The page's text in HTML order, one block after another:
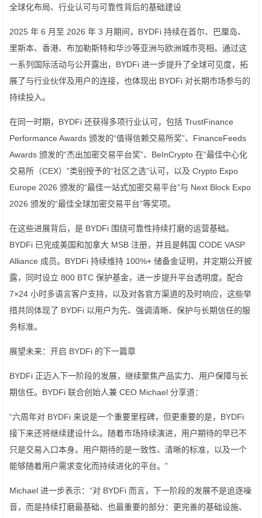
全球化布局、行业认可与可靠性背后的基础建设
2025 年 6 月至 2026 年 3 月期间，BYDFi 持续在首尔、巴厘岛、
里斯本、香港、布加勒斯特和华沙等亚洲与欧洲城市亮相。通过这
一系列国际活动与公开露出，BYDFi 进一步提升了全球可见度，拓
展了与行业伙伴及用户的连接，也体现出 BYDFi 对长期市场参与的
持续投入。
在同一时期，BYDFi 还获得多项行业认可，包括 TrustFinance
Performance Awards 颁发的“值得信赖交易所奖”、FinanceFeeds
Awards 颁发的“杰出加密交易平台奖”、BeInCrypto 在“最佳中心化
交易所（CEX）”类别授予的“社区之选”认可，以及 Crypto Expo
Europe 2026 颁发的“最佳一站式加密交易平台”与 Next Block Expo
2026 颁发的“最佳全球加密交易平台”等奖项。
在这些进展背后，是 BYDFi 围绕可靠性持续打磨的运营基础。
BYDFi 已完成美国和加拿大 MSB 注册，并且是韩国 CODE VASP
Alliance 成员。BYDFi 持续维持 100%+ 储备金证明，并定期公开披
露，同时设立 800 BTC 保护基金，进一步提升平台透明度。配合
7×24 小时多语言客户支持，以及对各官方渠道的及时响应，这些举
措共同体现了 BYDFi 以用户为先、强调清晰、保护与长期信任的服
务标准。
展望未来：开启 BYDFi 的下一篇章
BYDFi 正迈入下一阶段的发展，继续聚焦产品实力、用户保障与长
期信任。BYDFi 联合创始人兼 CEO Michael 分享道：
“六周年对 BYDFi 来说是一个重要里程碑，但更重要的是，BYDFi
接下来还将继续建设什么。随着市场持续演进，用户期待的早已不
只是交易入口本身。用户期待的是一致性、清晰的标准，以及一个
能够随着用户需求变化而持续进化的平台。”
Michael 进一步表示：“对 BYDFi 而言，下一阶段的发展不是追逐噪
音，而是持续打磨最基础、也最重要的部分：更完善的基础设施、